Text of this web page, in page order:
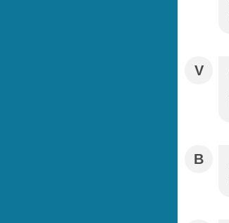
V
B